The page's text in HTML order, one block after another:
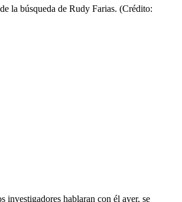
la búsqueda de Rudy Farias. (Crédito:
investigadores hablaran con él ayer, se